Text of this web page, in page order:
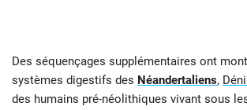
Des séquençages supplémentaires ont
systèmes digestifs des Néandertaliens,
des humains pré-néolithiques vivant sous